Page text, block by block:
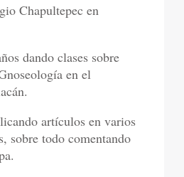
Chapultepec en
dando clases sobre
en el
artículos en varios
sobre todo comentando